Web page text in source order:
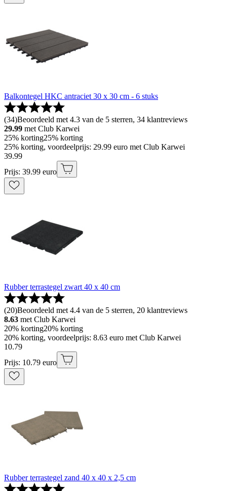
Balkontegel HKC antraciet 30 x 30 cm - 6 stuks
(34)Beoordeeld met 4.3 van de 5 sterren, 34 klantreviews
29.99 met Club Karwei
25% korting25% korting
25% korting, voordeelprijs: 29.99 euro met Club Karwei
39.99
Prijs: 39.99 euro
Rubber terrastegel zwart 40 x 40 cm
(20)Beoordeeld met 4.4 van de 5 sterren, 20 klantreviews
8.63 met Club Karwei
20% korting20% korting
20% korting, voordeelprijs: 8.63 euro met Club Karwei
10.79
Prijs: 10.79 euro
Rubber terrastegel zand 40 x 40 x 2,5 cm